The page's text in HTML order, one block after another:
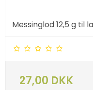
Messinglod 12,5 g til
27,00 DKK